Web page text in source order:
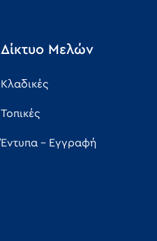
Δίκτυο Μελών
Κλαδικές
Τοπικές
Έντυπα - Εγγραφή